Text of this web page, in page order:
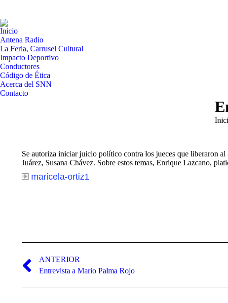
Inicio
Antena Radio
La Feria, Carrusel Cultural
Impacto Deportivo
Conductores
Código de Ética
Acerca del SNN
Contacto
Se autoriza iniciar juicio político contra los jueces que liberaron
Juárez, Susana Chávez. Sobre estos temas, Enrique Lazcano,
maricela-ortiz1
entre
publicaciones
ANTERIOR
Publicación
Entrevista a Mario Palma Rojo